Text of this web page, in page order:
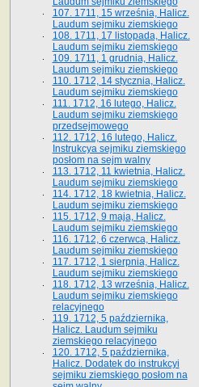
107. 1711, 15 września, Halicz.
Laudum sejmiku ziemskiego
108. 1711, 17 listopada, Halicz.
Laudum sejmiku ziemskiego
109. 1711, 1 grudnia, Halicz.
Laudum sejmiku ziemskiego
110. 1712, 14 stycznia, Halicz.
Laudum sejmiku ziemskiego
111. 1712, 16 lutego, Halicz.
Laudum sejmiku ziemskiego
przedsejmowego
112. 1712, 16 lutego, Halicz.
Instrukcya sejmiku ziemskiego
posłom na sejm walny
113. 1712, 11 kwietnia, Halicz.
Laudum sejmiku ziemskiego
114. 1712, 18 kwietnia, Halicz.
Laudum sejmiku ziemskiego
115. 1712, 9 maja, Halicz.
Laudum sejmiku ziemskiego
116. 1712, 6 czerwca, Halicz.
Laudum sejmiku ziemskiego
117. 1712, 1 sierpnia, Halicz.
Laudum sejmiku ziemskiego
118. 1712, 13 września, Halicz.
Laudum sejmiku ziemskiego
relacyjnego
119. 1712, 5 października,
Halicz. Laudum sejmiku
ziemskiego relacyjnego
120. 1712, 5 października,
Halicz. Dodatek do instrukcyi
sejmiku ziemskiego posłom na